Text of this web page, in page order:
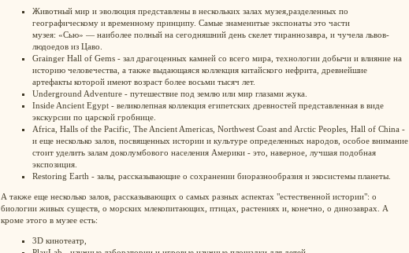
Животный мир и эволюция представлены в нескольких залах музея,разделенных по
географическому и временному принципу. Самые знаменитые экспонаты это части
музея: «Сью» — наиболее полный на сегодняшний день скелет тираннозавра, и чучела львов-
людоедов из Цаво.
Grainger Hall of Gems - зал драгоценных камней со всего мира, технологии добычи и влияние на
историю человечества, а также выдающаяся коллекция китайского нефрита, древнейшие
артефакты которой имеют возраст более восьми тысяч лет.
Underground Adventure - путешествие под землю или мир глазами жука.
Inside Ancient Egypt - великолепная коллекция египетских древностей представленная в виде
экскурсии по царской гробнице.
Africa, Halls of the Pacific, The Ancient Americas, Northwest Coast and Arctic Peoples, Hall of China -
и еще несколько залов, посвященных истории и культуре определенных народов, особое внимание
стоит уделить залам доколумбового населения Америки - это, наверное, лучшая подобная
экспозиция.
Restoring Earth - залы, рассказывающие о сохранении биоразнообразия и экосистемы планеты.
А также еще несколько залов, рассказывающих о самых разных аспектах "естественной истории": о
биологии живых существ, о морских млекопитающих, птицах, растениях и, конечно, о динозаврах. А
кроме этого в музее есть:
3D кинотеатр,